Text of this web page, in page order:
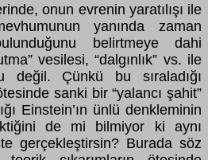
onun evrenin yaratılışı ile
yanında zaman
belirtmeye dahi
vesilesi, “dalgınlık” vs. ile
değil. Çünkü bu sıraladığı
sanki bir “yalancı şahit”
Einstein’ın ünlü denkleminin
de mi bilmiyor ki aynı
gerçekleştirsin? Burada söz